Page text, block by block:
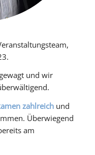
und wir
zahlreichund
Überwiegend
am